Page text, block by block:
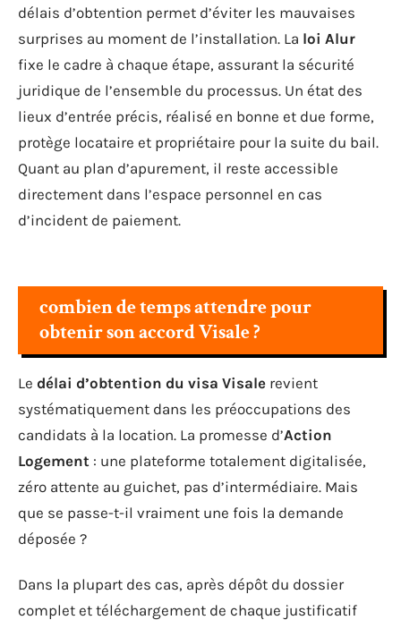
délais d’obtention permet d’éviter les mauvaises
surprises au moment de l’installation. La loi Alur
fixe le cadre à chaque étape, assurant la sécurité
juridique de l’ensemble du processus. Un état des
lieux d’entrée précis, réalisé en bonne et due forme,
protège locataire et propriétaire pour la suite du bail.
Quant au plan d’apurement, il reste accessible
directement dans l’espace personnel en cas
d’incident de paiement.
combien de temps attendre pour
obtenir son accord Visale ?
Le délai d’obtention du visa Visale revient
systématiquement dans les préoccupations des
candidats à la location. La promesse d’Action
Logement : une plateforme totalement digitalisée,
zéro attente au guichet, pas d’intermédiaire. Mais
que se passe-t-il vraiment une fois la demande
déposée ?
Dans la plupart des cas, après dépôt du dossier
complet et téléchargement de chaque justificatif